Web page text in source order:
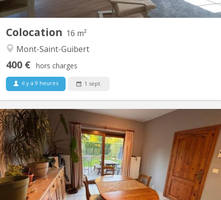
Colocation 16 m²
Mont-Saint-Guibert
400 € hors charges
il y a 9 heures 1 sept.
Chambre dispo dans une coloc à Louvain-la-Neuve Salut ! Une
place se libère dans une superbe colocation à Louvain-la-Neuve
à partir du 1er août. La colocation est composée de : Violette – la
trentaine, j'aime le sport, j’adore cuisiner et me plonger dans un
bon livre. Plutôt calme au...